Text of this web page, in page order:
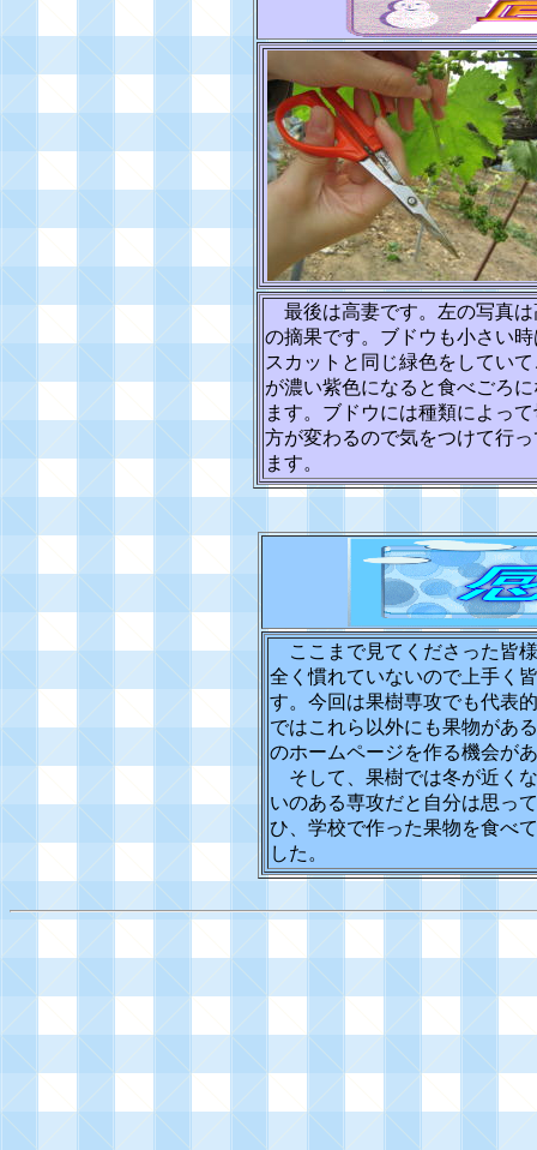
最後は高妻です。左の写真は
の摘果です。ブドウも小さい時
スカットと同じ緑色をしてい
が濃い紫色になると食べごろに
ます。ブドウには種類によっ
方が変わるので気をつけて行っ
ます。
ここまで見てくださった皆
全く慣れていないので上手く
す。今回は果樹専攻でも代表
ではこれら以外にも果物があ
のホームページを作る機会が
そして、果樹では冬が近く
いのある専攻だと自分は思っ
ひ、学校で作った果物を食べ
した。